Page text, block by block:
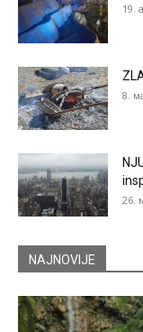
19.
8.
26.
NAJNOVIJE